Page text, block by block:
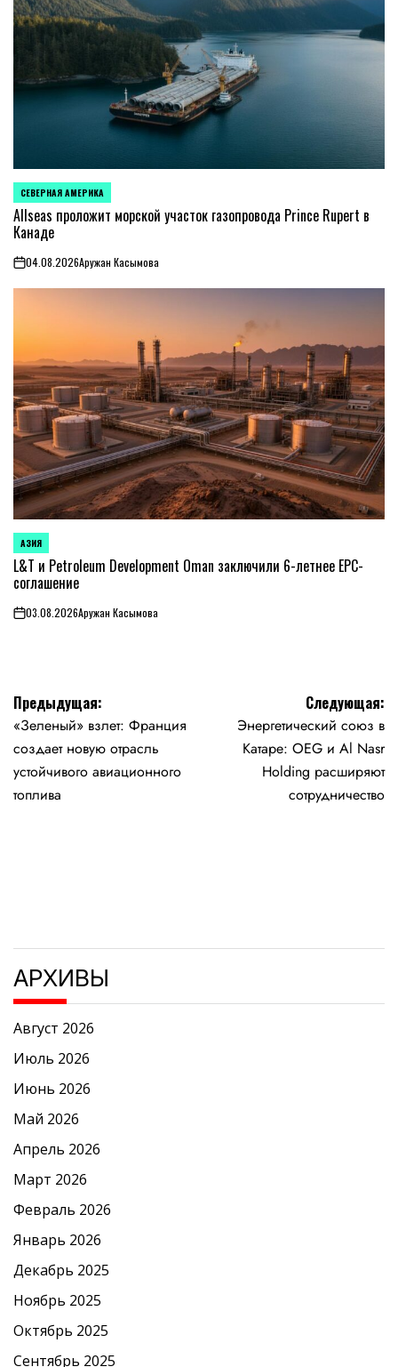
ОПУБЛИКОВАНО
В
СЕВЕРНАЯ АМЕРИКА
Allseas проложит морской участок газопровода Prince Rupert в
Канаде
on04.08.2026Аружан Касымова
ОПУБЛИКОВАНО
В
АЗИЯ
L&T и Petroleum Development Oman заключили 6-летнее EPC-
соглашение
on03.08.2026Аружан Касымова
Навигация
по
записям
Предыдущая:
«Зеленый» взлет: Франция
создает новую отрасль
устойчивого авиационного
топлива
Следующая:
Энергетический союз в
Катаре: OEG и Al Nasr
Holding расширяют
сотрудничество
АРХИВЫ
Август 2026
Июль 2026
Июнь 2026
Май 2026
Апрель 2026
Март 2026
Февраль 2026
Январь 2026
Декабрь 2025
Ноябрь 2025
Октябрь 2025
Сентябрь 2025